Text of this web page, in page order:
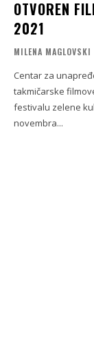
OTVOREN
2021
MILENA MAGLOVSKI
Centar za
takmičarske
festivalu zelene
novembra...